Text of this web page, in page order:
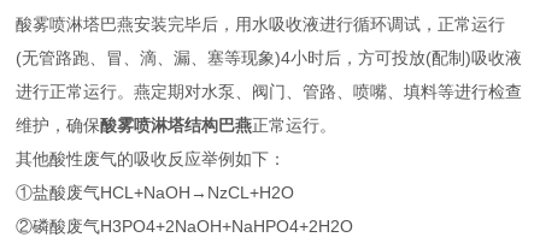
酸雾喷淋塔巴燕安装完毕后，用水吸收液进行循环调试，正常运行
(无管路跑、冒、滴、漏、塞等现象)4小时后，方可投放(配制)吸收液
进行正常运行。燕定期对水泵、阀门、管路、喷嘴、填料等进行检查
维护，确保酸雾喷淋塔结构巴燕正常运行。
其他酸性废气的吸收反应举例如下：
①盐酸废气HCL+NaOH→NzCL+H2O
②磷酸废气H3PO4+2NaOH+NaHPO4+2H2O